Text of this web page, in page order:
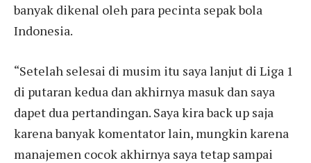
banyak dikenal oleh para pecinta sepak bola
Indonesia.
“Setelah selesai di musim itu saya lanjut di Liga 1
di putaran kedua dan akhirnya masuk dan saya
dapet dua pertandingan. Saya kira back up saja
karena banyak komentator lain, mungkin karena
manajemen cocok akhirnya saya tetap sampai